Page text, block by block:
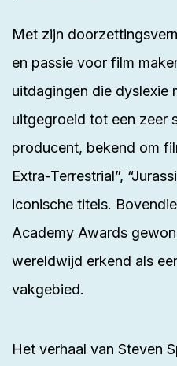
Met zijn
en passie voor film
uitdagingen die dyslexie
uitgegroeid tot een zeer
producent, bekend om
Extra-Terrestrial”,
iconische titels.
Academy Awards
wereldwijd erkend als
vakgebied.
Het verhaal van Steven